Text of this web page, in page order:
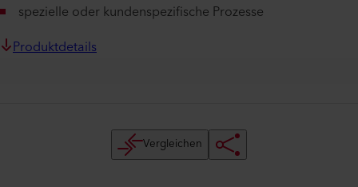
spezielle oder kundenspezifische Prozesse
Produktdetails
Vergleichen